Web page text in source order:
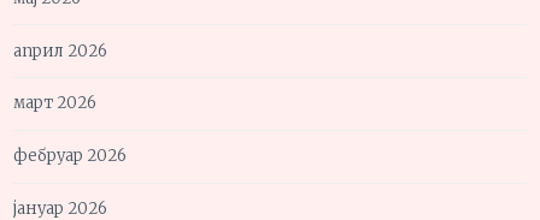
април 2026
март 2026
фебруар 2026
јануар 2026